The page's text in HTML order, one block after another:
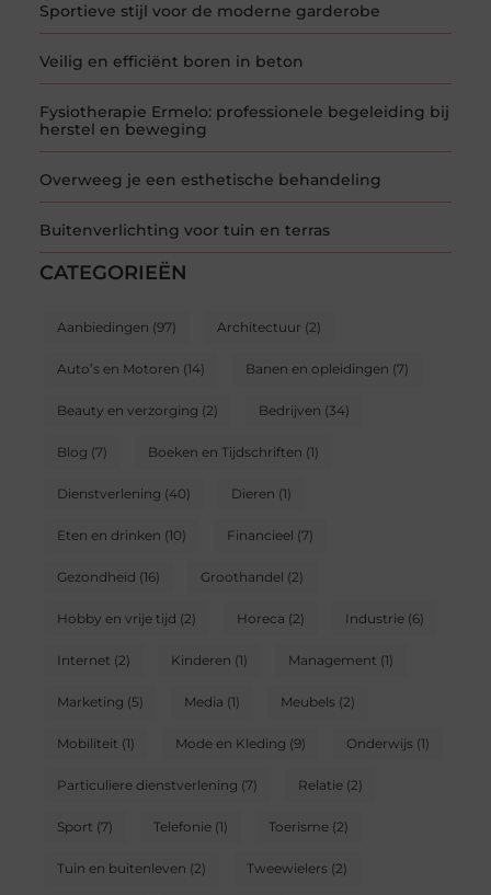
Sportieve stijl voor de moderne garderobe
Veilig en efficiënt boren in beton
Fysiotherapie Ermelo: professionele begeleiding bij
herstel en beweging
Overweeg je een esthetische behandeling
Buitenverlichting voor tuin en terras
CATEGORIEËN
Aanbiedingen (97) Architectuur (2)
Auto’s en Motoren (14) Banen en opleidingen (7)
Beauty en verzorging (2) Bedrijven (34)
Blog (7) Boeken en Tijdschriften (1)
Dienstverlening (40) Dieren (1)
Eten en drinken (10) Financieel (7)
Gezondheid (16) Groothandel (2)
Hobby en vrije tijd (2) Horeca (2) Industrie(6)
Internet (2) Kinderen (1) Management (1)
Marketing (5) Media (1) Meubels(2)
Mobiliteit (1) Mode en Kleding (9) Onderwijs(1)
Particuliere dienstverlening (7) Relatie(2)
Sport (7) Telefonie(1) Toerisme(2)
Tuin en buitenleven (2) Tweewielers(2)